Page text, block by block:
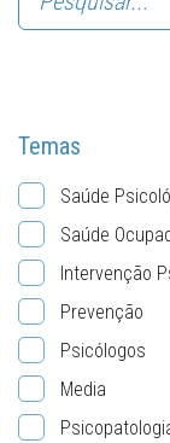
Temas
Saúde
Saúde
Intervenção
Prevenção
Psicólogos
Media